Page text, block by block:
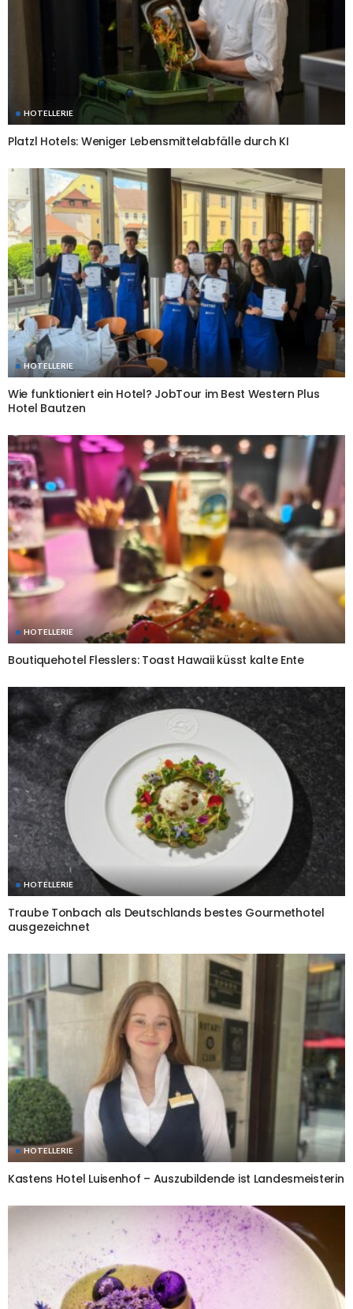
HOTELLERIE
Platzl Hotels: Weniger Lebensmittelabfälle durch KI
HOTELLERIE
Wie funktioniert ein Hotel? JobTour im Best Western Plus
Hotel Bautzen
HOTELLERIE
Boutiquehotel Flesslers: Toast Hawaii küsst kalte Ente
HOTELLERIE
Traube Tonbach als Deutschlands bestes Gourmethotel
ausgezeichnet
HOTELLERIE
Kastens Hotel Luisenhof – Auszubildende ist Landesmeisterin